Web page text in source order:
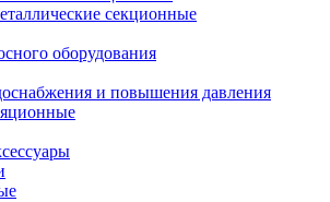
секционные
оборудования
и повышения давления